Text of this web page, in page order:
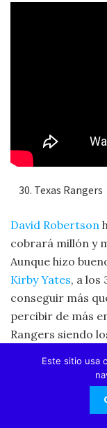
Texas Rangers
David Robertson
cobrará millón y
Aunque hizo
Kirby Yates, a los
conseguir más
percibir de más
Rangers siendo
ejecutar los de
bigotudo
Rangers han
Este sitio usa